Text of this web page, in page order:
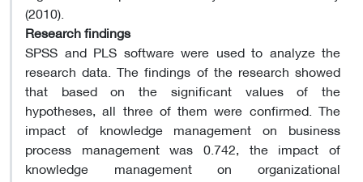
(2010).
Research findings
SPSS and PLS software were used to analyze the
research data. The findings of the research showed
that based on the significant values ​​of the
hypotheses, all three of them were confirmed. The
impact of knowledge management on business
process management was 0.742, the impact of
knowledge management on organizational